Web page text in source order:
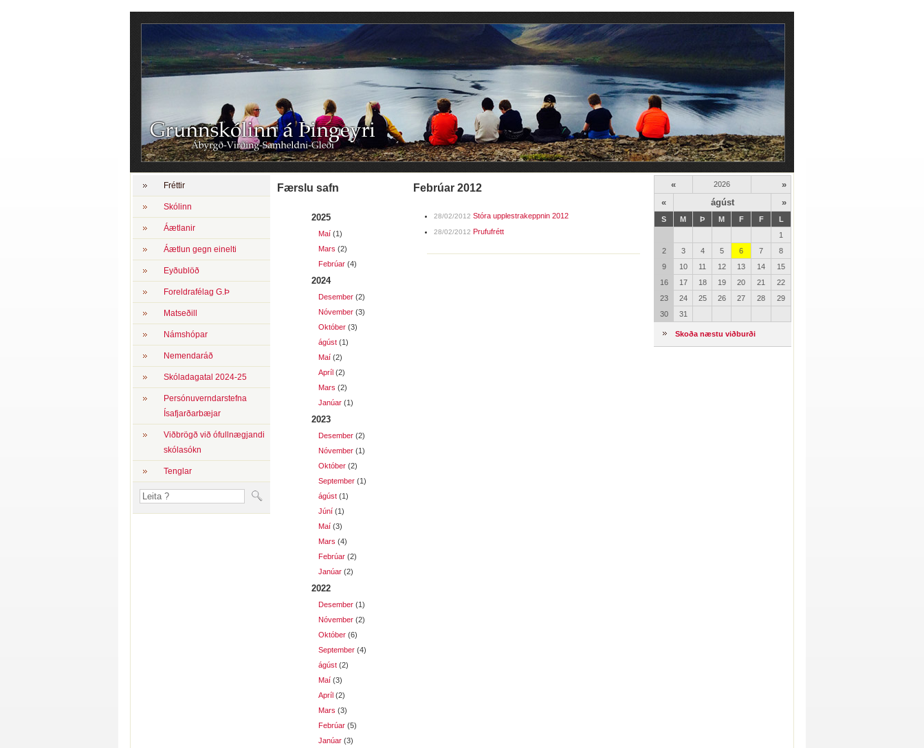
Fréttir
Skólinn
Áætlanir
Áætlun gegn einelti
Eyðublöð
Foreldrafélag G.Þ
Matseðill
Námshópar
Nemendaráð
Skóladagatal 2024-25
Persónuverndarstefna
Ísafjarðarbæjar
Viðbrögð við ófullnægjandi
skólasókn
Tenglar
Færslu safn
2025
Maí (1)
Mars (2)
Febrúar (4)
2024
Desember (2)
Nóvember (3)
Október (3)
ágúst (1)
Maí (2)
Apríl (2)
Mars (2)
Janúar (1)
2023
Desember (2)
Nóvember (1)
Október (2)
September (1)
ágúst (1)
Júní (1)
Maí (3)
Mars (4)
Febrúar (2)
Janúar (2)
2022
Desember (1)
Nóvember (2)
Október (6)
September (4)
ágúst (2)
Maí (3)
Apríl (2)
Mars (3)
Febrúar (5)
Janúar (3)
febrúar 2012
28/02/2012 Stóra upplestrakeppnin 2012
28/02/2012 Prufufrétt
« 2026
»
«
ágúst »
S M Þ M F F
L
1
2
3 4 5 6 7
8
9
10 11 12 13 14
15
16
17 18 19 20 21
22
23
24 25 26 27 28
29
30
31
Skoða næstu viðburði